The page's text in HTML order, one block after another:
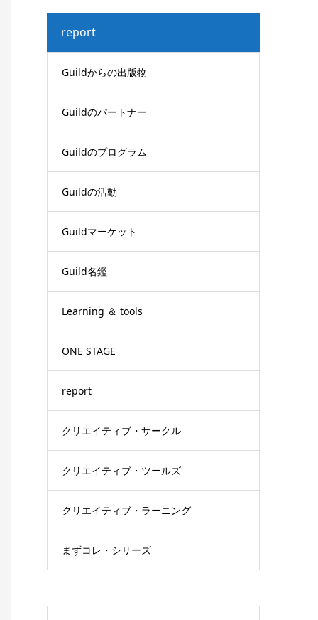
report
Guildからの出版物
Guildのパートナー
Guildのプログラム
Guildの活動
Guildマーケット
Guild名鑑
Learning ＆ tools
ONE STAGE
report
クリエイティブ・サークル
クリエイティブ・ツールズ
クリエイティブ・ラーニング
まずコレ・シリーズ